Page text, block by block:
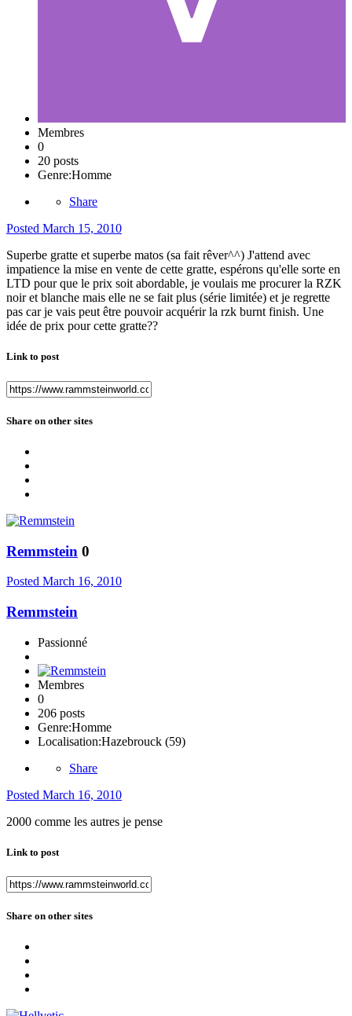
Membres
0
20 posts
Genre:Homme
Share
Posted March 15, 2010
Superbe gratte et superbe matos (sa fait rêver^^) J'attend avec
impatience la mise en vente de cette gratte, espérons qu'elle sorte en
LTD pour que le prix soit abordable, je voulais me procurer la RZK
noir et blanche mais elle ne se fait plus (série limitée) et je regrette
pas car je vais peut être pouvoir acquérir la rzk burnt finish. Une
idée de prix pour cette gratte??
Link to post
Share on other sites
Remmstein 0
Posted March 16, 2010
Remmstein
Passionné
Membres
0
206 posts
Genre:Homme
Localisation:Hazebrouck (59)
Share
Posted March 16, 2010
2000 comme les autres je pense
Link to post
Share on other sites